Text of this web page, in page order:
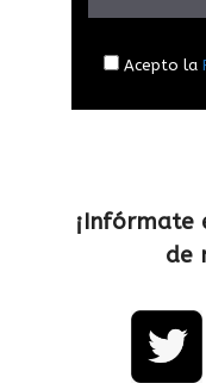
Acepto la
¡Infórmate
de